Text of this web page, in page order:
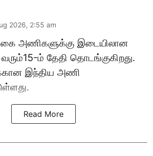
2026, 2:55 am
அணிகளுக்கு இடையிலான
ம் தேதி தொடங்குகிறது.
இந்திய அணி
Read More